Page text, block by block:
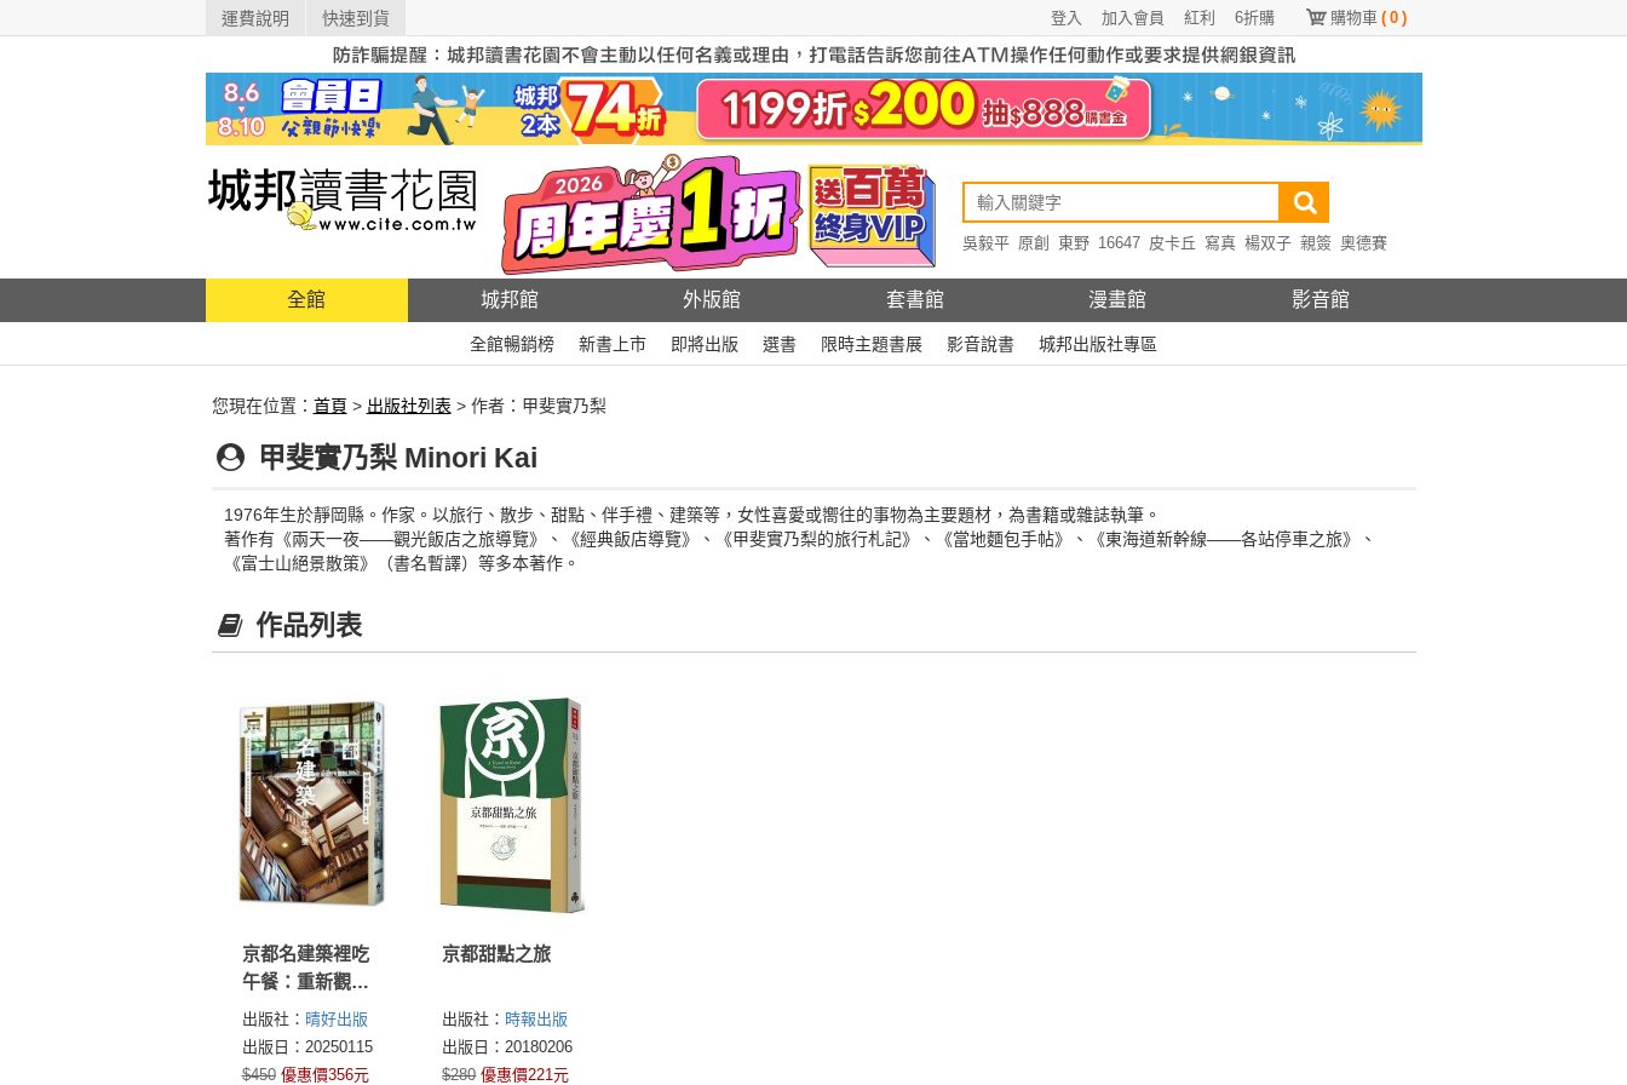
運費說明 快速到貨 購物車 ( 0 )
6折購
紅利
加入會員
登入
吳毅平 原創 東野 16647 皮卡丘 寫真 楊双子 親簽 奧德賽
全館 城邦館 外版館 套書館 漫畫館 影音館
全館暢銷榜 新書上市 即將出版 選書 限時主題書展 影音說書 城邦出版社專區
您現在位置： 首頁 > 出版社列表 > 作者：甲斐實乃梨
甲斐實乃梨 Minori Kai
1976年生於靜岡縣。作家。以旅行、散步、甜點、伴手禮、建築等，女性喜愛或嚮往的事物為主要題材，為書籍或雜誌執筆。
著作有《兩天一夜——觀光飯店之旅導覽》、《經典飯店導覽》、《甲斐實乃梨的旅行札記》、《當地麵包手帖》、《東海道新幹線——各站停車之旅》、
《富士山絕景散策》（書名暫譯）等多本著作。
作品列表
京都名建築裡吃
午餐：重新觀看
27座新舊建築，
在魔幻空間裡用
餐穿梭時光
出版社： 晴好出版
出版日：20250115
$450 優惠價356元
京都甜點之旅
出版社： 時報出版
出版日：20180206
$280 優惠價221元